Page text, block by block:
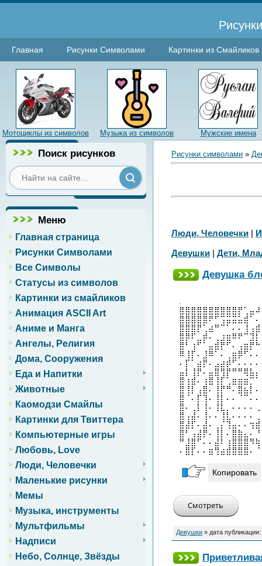
Главная Рисунки Символами Картинки из Смайликов
Мотоциклы из символов Музыка из символов Мужские имена
Поиск рисунков
Меню
Главная страница
Рисунки Символами
Все Символы
Статусы из символов
Картинки из смайликов
Анимация ASCII Art
Аниме и Манга
Ангелы, Религия
Дома, Сооружения
Еда и Напитки
Животные
Каомодзи Смайлы
Картинки для Твиттера
Компьютерные игры
Любовь, Love
Люди, Человечки
Маленькие рисунки
Мемы
Музыка, инструменты
Мультфильмы
Надписи
Небо, Солнце, Звёзды
Рисунки символами »
Люди, Человечки |
Девушки | Дети,
Девушка
.
Копировать
Девушки » дата публикации: